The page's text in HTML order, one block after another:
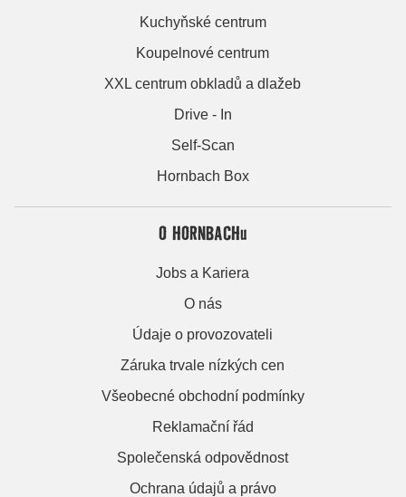
Kuchyňské centrum
Koupelnové centrum
XXL centrum obkladů a dlažeb
Drive - In
Self-Scan
Hornbach Box
O HORNBACHu
Jobs a Kariera
O nás
Údaje o provozovateli
Záruka trvale nízkých cen
Všeobecné obchodní podmínky
Reklamační řád
Společenská odpovědnost
Ochrana údajů a právo